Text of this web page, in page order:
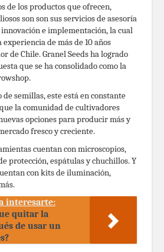
de los productos que ofrecen,
son son sus servicios de asesoría
e implementación, la cual
de más de 10 años
de Chile. Granel Seeds ha logrado
que se ha consolidado como la
de semillas, este está en constante
la comunidad de cultivadores
opciones para producir más y
fresco y creciente.
cuentan con microscopios,
protección, espátulas y chuchillos. Y
con kits de iluminación,
interesarte:
quitar la
de usar un